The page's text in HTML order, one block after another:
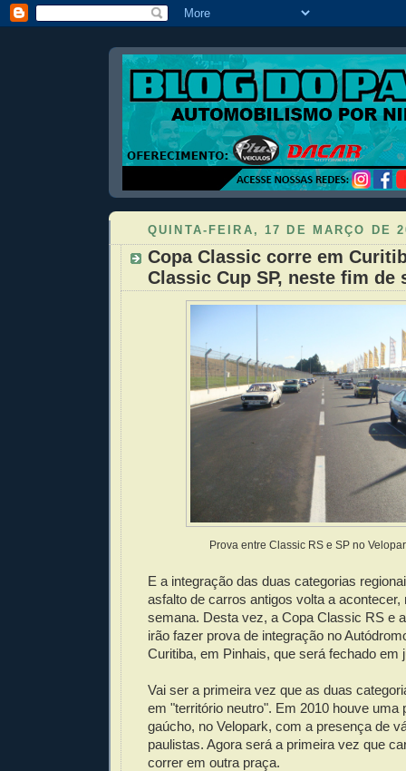
QUINTA-FEIRA, 17 DE MARÇO DE
Copa Classic corre em
Classic Cup SP, neste fim de
Prova entre Classic RS e SP no
E a integração das duas categorias
asfalto de carros antigos volta a acontecer,
semana. Desta vez, a Copa Classic RS e
irão fazer prova de integração no
Curitiba, em Pinhais, que será fechado em
Vai ser a primeira vez que as duas
em "território neutro". Em 2010 houve uma
gaúcho, no Velopark, com a presença de
paulistas. Agora será a primeira vez que
correr em outra praça.